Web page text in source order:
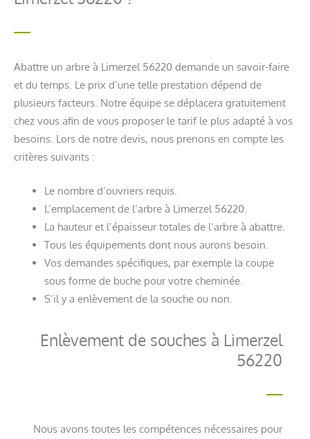
Abattre un arbre à Limerzel 56220 demande un savoir-faire
et du temps. Le prix d’une telle prestation dépend de
plusieurs facteurs. Notre équipe se déplacera gratuitement
chez vous afin de vous proposer le tarif le plus adapté à vos
besoins. Lors de notre devis, nous prenons en compte les
critères suivants :
Le nombre d’ouvriers requis.
L’emplacement de l’arbre à Limerzel 56220.
La hauteur et l’épaisseur totales de l’arbre à abattre.
Tous les équipements dont nous aurons besoin.
Vos demandes spécifiques, par exemple la coupe
sous forme de buche pour votre cheminée.
S’il y a enlèvement de la souche ou non.
Enlèvement de souches à Limerzel
56220
Nous avons toutes les compétences nécessaires pour